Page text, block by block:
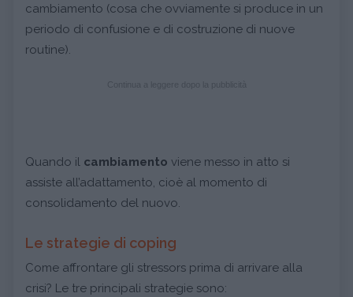
cambiamento (cosa che ovviamente si produce in un
periodo di confusione e di costruzione di nuove
routine).
Quando il cambiamento viene messo in atto si
assiste all’adattamento, cioè al momento di
consolidamento del nuovo.
Le strategie di coping
Come affrontare gli stressors prima di arrivare alla
crisi? Le tre principali strategie sono: